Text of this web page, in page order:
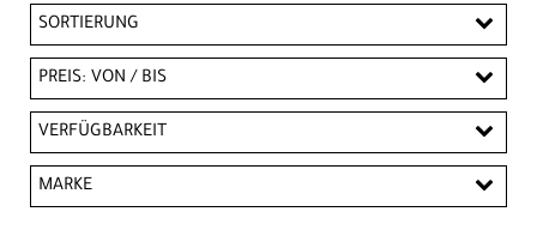
SORTIERUNG
PREIS: VON / BIS
CHF
VERFÜGBARKEIT
MARKE